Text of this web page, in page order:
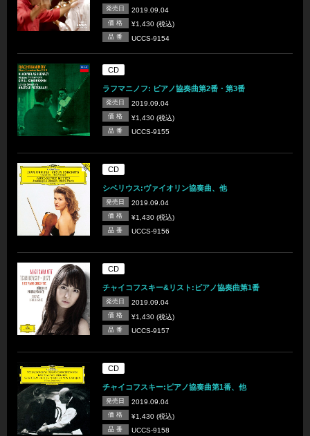
発売日 2019.09.04
価 格 ¥1,430 (税込)
品 番 UCCS-9154
CD
ラフマニノフ: ピアノ協奏曲第2番・第3番
発売日 2019.09.04
価 格 ¥1,430 (税込)
品 番 UCCS-9155
CD
シベリウス:ヴァイオリン協奏曲、他
発売日 2019.09.04
価 格 ¥1,430 (税込)
品 番 UCCS-9156
CD
チャイコフスキー&リスト:ピアノ協奏曲第1番
発売日 2019.09.04
価 格 ¥1,430 (税込)
品 番 UCCS-9157
CD
チャイコフスキー:ピアノ協奏曲第1番、他
発売日 2019.09.04
価 格 ¥1,430 (税込)
品 番 UCCS-9158